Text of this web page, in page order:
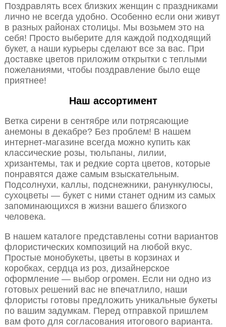
Поздравлять всех близких женщин с праздниками
лично не всегда удобно. Особенно если они живут
в разных районах столицы. Мы возьмем это на
себя! Просто выберите для каждой подходящий
букет, а наши курьеры сделают все за вас. При
доставке цветов приложим открытки с теплыми
пожеланиями, чтобы поздравление было еще
приятнее!
Наш ассортимент
Ветка сирени в сентябре или потрясающие
анемоны в декабре? Без проблем! В нашем
интернет-магазине всегда можно купить как
классические розы, тюльпаны, лилии,
хризантемы, так и редкие сорта цветов, которые
понравятся даже самым взыскательным.
Подсолнухи, каллы, подснежники, ранункулюсы,
сухоцветы — букет с ними станет одним из самых
запоминающихся в жизни вашего близкого
человека.
В нашем каталоге представлены сотни вариантов
флористических композиций на любой вкус.
Простые монобукеты, цветы в корзинах и
коробках, сердца из роз, дизайнерское
оформление — выбор огромен. Если ни одно из
готовых решений вас не впечатлило, наши
флористы готовы предложить уникальные букеты
по вашим задумкам. Перед отправкой пришлем
вам фото для согласования итогового варианта.